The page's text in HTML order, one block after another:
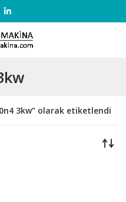
3kw” olarak etiketlendi